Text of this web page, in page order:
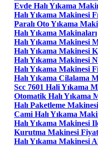
Evde Halı Yıkama
Halı Yıkama Makinesi
Paralı Oto Yıkama
Halı Yıkama Makinaları
Halı Yıkama Makinesi
Halı Yıkama Makinesi
Halı Yıkama Makinesi
Halı Yıkama Makinesi
Halı Yıkama Cilalama
Scc 7601 Hali Yıkama
Otomatik Halı Yıkama
Halı Paketleme Makinesi
Cami Halı Yıkama
Halı Yıkama Makinesi
Kurutma Makinesi
Halı Yıkama Makinesi